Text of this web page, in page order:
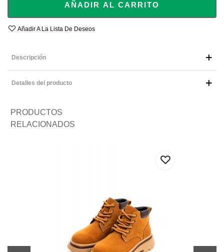
AÑADIR AL CARRITO
Añadir A La Lista De Deseos
Descripción
Detalles del producto
PRODUCTOS
RELACIONADOS